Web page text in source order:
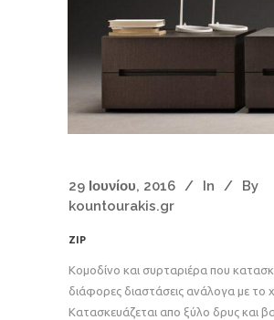
29 Ιουνίου, 2016 In
By
kountourakis.gr
ZIP
Κομοδίνο και συρταριέρα που
διάφορες διαστάσεις ανάλογα με το
Κατασκευάζεται απο ξύλο δρυς και